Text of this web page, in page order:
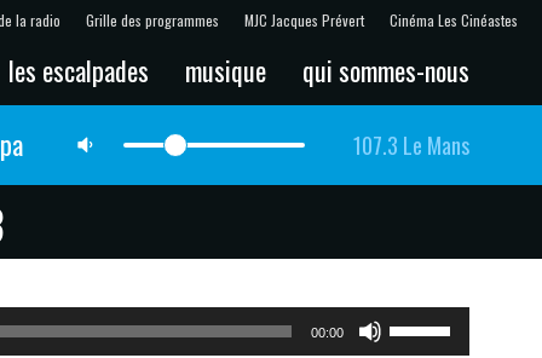
la radio Grille des programmes MJC Jacques Prévert Cinéma Les Cinéastes
les escalpades musique qui sommes-nous
107.3 Le Mans
00:00